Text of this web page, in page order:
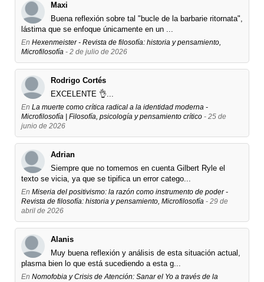
Maxi
Buena reflexión sobre tal "bucle de la barbarie ritornata",
lástima que se enfoque únicamente en un ...
En Hexenmeister - Revista de filosofía: historia y pensamiento,
Microfilosofía - 2 de julio de 2026
Rodrigo Cortés
EXCELENTE 👌...
En La muerte como crítica radical a la identidad moderna -
Microfilosofía | Filosofía, psicología y pensamiento crítico - 25 de
junio de 2026
Adrian
Siempre que no tomemos en cuenta Gilbert Ryle el
texto se vicia, ya que se tipifica un error catego...
En Miseria del positivismo: la razón como instrumento de poder -
Revista de filosofía: historia y pensamiento, Microfilosofía - 29 de
abril de 2026
Alanis
Muy buena reflexión y análisis de esta situación actual,
plasma bien lo que está sucediendo a esta g...
En Nomofobia y Crisis de Atención: Sanar el Yo a través de la